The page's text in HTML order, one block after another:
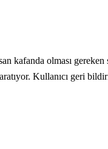
kafanda olması
Kullanıcı geri